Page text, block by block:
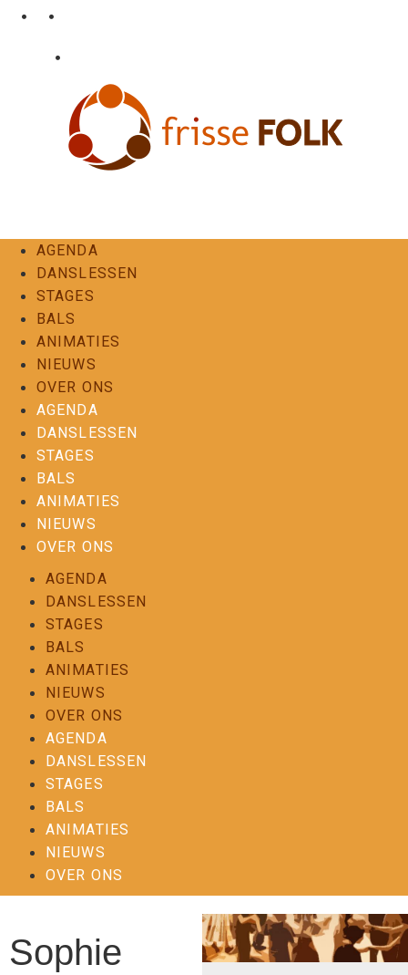
• •
•
AGENDA
DANSLESSEN
STAGES
BALS
ANIMATIES
NIEUWS
OVER ONS
AGENDA
DANSLESSEN
STAGES
BALS
ANIMATIES
NIEUWS
OVER ONS
AGENDA
DANSLESSEN
STAGES
BALS
ANIMATIES
NIEUWS
OVER ONS
AGENDA
DANSLESSEN
STAGES
BALS
ANIMATIES
NIEUWS
OVER ONS
Sophie